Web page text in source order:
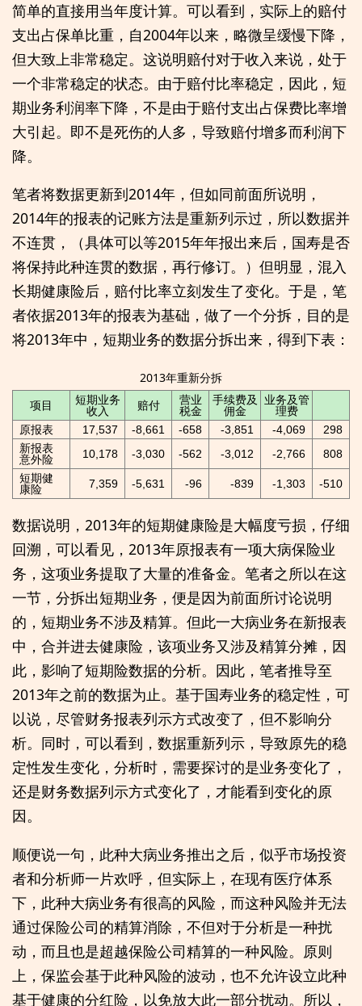
简单的直接用当年度计算。可以看到，实际上的赔付
支出占保单比重，自2004年以来，略微呈缓慢下降，
但大致上非常稳定。这说明赔付对于收入来说，处于
一个非常稳定的状态。由于赔付比率稳定，因此，短
期业务利润率下降，不是由于赔付支出占保费比率增
大引起。即不是死伤的人多，导致赔付增多而利润下
降。
笔者将数据更新到2014年，但如同前面所说明，
2014年的报表的记账方法是重新列示过，所以数据并
不连贯，（具体可以等2015年年报出来后，国寿是否
将保持此种连贯的数据，再行修订。）但明显，混入
长期健康险后，赔付比率立刻发生了变化。于是，笔
者依据2013年的报表为基础，做了一个分拆，目的是
将2013年中，短期业务的数据分拆出来，得到下表：
2013年重新分拆
项目
短期业务
收入 赔付 营业
税金
手续费及
佣金
业务及管
理费
原报表 17,537 -8,661 -658 -3,851 -4,069
298
新报表
意外险
10,178 -3,030 -562 -3,012 -2,766
808
短期健
康险
7,359 -5,631 -96 -839 -1,303 -510
数据说明，2013年的短期健康险是大幅度亏损，仔细
回溯，可以看见，2013年原报表有一项大病保险业
务，这项业务提取了大量的准备金。笔者之所以在这
一节，分拆出短期业务，便是因为前面所讨论说明
的，短期业务不涉及精算。但此一大病业务在新报表
中，合并进去健康险，该项业务又涉及精算分摊，因
此，影响了短期险数据的分析。因此，笔者推导至
2013年之前的数据为止。基于国寿业务的稳定性，可
以说，尽管财务报表列示方式改变了，但不影响分
析。同时，可以看到，数据重新列示，导致原先的稳
定性发生变化，分析时，需要探讨的是业务变化了，
还是财务数据列示方式变化了，才能看到变化的原
因。
顺便说一句，此种大病业务推出之后，似乎市场投资
者和分析师一片欢呼，但实际上，在现有医疗体系
下，此种大病业务有很高的风险，而这种风险并无法
通过保险公司的精算消除，不但对于分析是一种扰
动，而且也是超越保险公司精算的一种风险。原则
上，保监会基于此种风险的波动，也不允许设立此种
基于健康的分红险，以免放大此一部分扰动。所以，